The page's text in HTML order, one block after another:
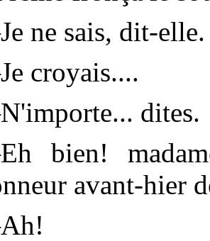
ne sais, dit-elle.
croyais....
dites.
bien!
avant-hier